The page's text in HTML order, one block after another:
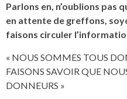
Parlons en, n’oublions pas
en attente de greffons,
faisons circuler
« NOUS SOMMES TOUS
FAISONS SAVOIR QUE
DONNEURS »